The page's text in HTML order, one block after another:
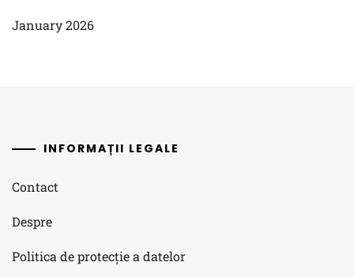
January 2026
INFORMAȚII LEGALE
Contact
Despre
Politica de protecție a datelor